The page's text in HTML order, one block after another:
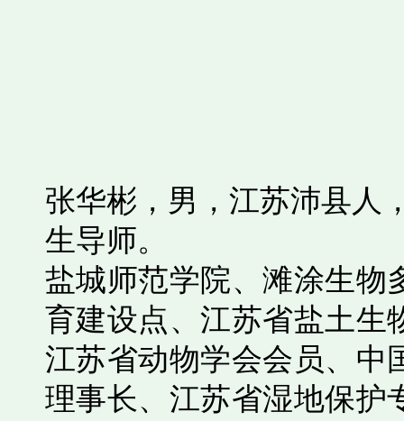
张华彬，男，江苏沛县人
生导师。
盐城师范学院、滩涂生物
育建设点、江苏省盐土生
江苏省动物学会会员、中
理事长、江苏省湿地保护